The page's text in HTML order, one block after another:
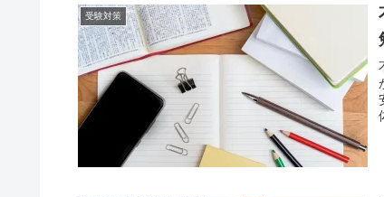
受験対策